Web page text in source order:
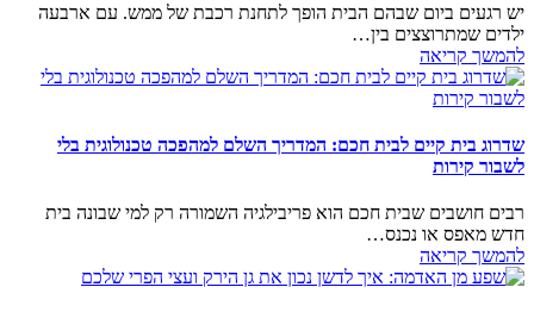
יש רגעים ביום שבהם הבית הופך לתחנת רכבת של ממש. עם ארבעה
ילדים שמתרוצצים בין…
להמשך קריאה
שדרוג בית קיים לבית חכם: המדריך השלם למהפכה טכנולוגית בלי
לשבור קירות
רבים חושבים שבית חכם הוא פריבילגיה השמורה רק למי שבונה בית
חדש מאפס או נכנס…
להמשך קריאה